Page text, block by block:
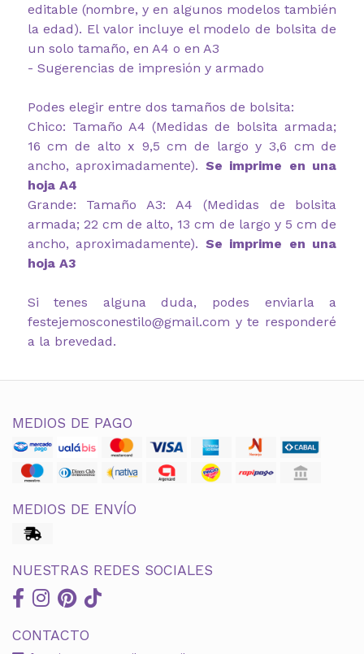
editable (nombre, y en algunos modelos también
la edad). El valor incluye el modelo de bolsita de
un solo tamaño, en A4 o en A3
- Sugerencias de impresión y armado
Podes elegir entre dos tamaños de bolsita:
Chico: Tamaño A4 (Medidas de bolsita armada;
16 cm de alto x 9,5 cm de largo y 3,6 cm de
ancho, aproximadamente). Se imprime en una
hoja A4
Grande: Tamaño A3: A4 (Medidas de bolsita
armada; 22 cm de alto, 13 cm de largo y 5 cm de
ancho, aproximadamente). Se imprime en una
hoja A3
Si tenes alguna duda, podes enviarla a
festejemosconestilo@gmail.com y te responderé
a la brevedad.
MEDIOS DE PAGO
MEDIOS DE ENVÍO
NUESTRAS REDES SOCIALES
CONTACTO